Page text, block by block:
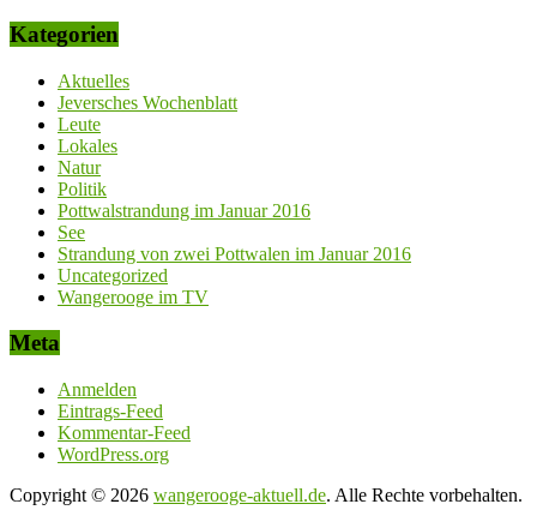
Kategorien
Aktuelles
Jeversches Wochenblatt
Leute
Lokales
Natur
Politik
Pottwalstrandung im Januar 2016
See
Strandung von zwei Pottwalen im Januar 2016
Uncategorized
Wangerooge im TV
Meta
Anmelden
Eintrags-Feed
Kommentar-Feed
WordPress.org
Copyright © 2026 wangerooge-aktuell.de. Alle Rechte vorbehalten.